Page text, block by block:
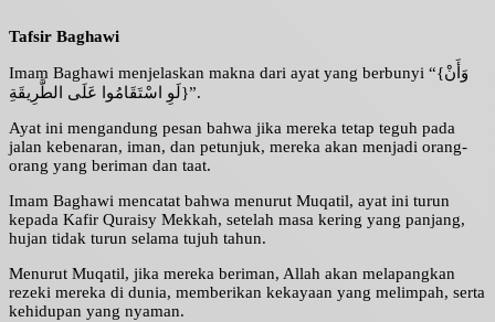
Tafsir Baghawi
Imam Baghawi menjelaskan makna dari ayat yang berbunyi “{وَأَنْ
لَوِ اسْتَقَامُوا عَلَى الطَّرِيقَةِ}”.
Ayat ini mengandung pesan bahwa jika mereka tetap teguh pada
jalan kebenaran, iman, dan petunjuk, mereka akan menjadi orang-
orang yang beriman dan taat.
Imam Baghawi mencatat bahwa menurut Muqatil, ayat ini turun
kepada Kafir Quraisy Mekkah, setelah masa kering yang panjang,
hujan tidak turun selama tujuh tahun.
Menurut Muqatil, jika mereka beriman, Allah akan melapangkan
rezeki mereka di dunia, memberikan kekayaan yang melimpah, serta
kehidupan yang nyaman.